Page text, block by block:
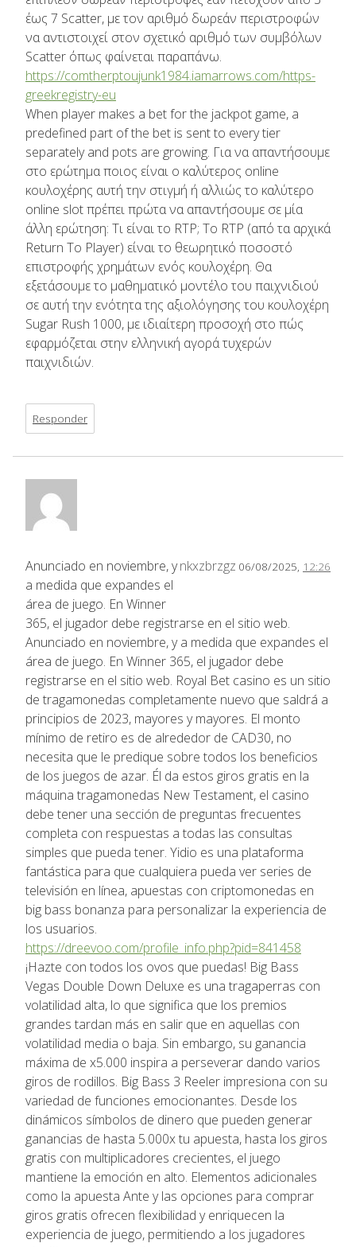
έως 7 Scatter, με τον αριθμό δωρεάν περιστροφών
να αντιστοιχεί στον σχετικό αριθμό των συμβόλων
Scatter όπως φαίνεται παραπάνω.
https://comtherptoujunk1984.iamarrows.com/https-
greekregistry-eu
When player makes a bet for the jackpot game, a
predefined part of the bet is sent to every tier
separately and pots are growing. Για να απαντήσουμε
στο ερώτημα ποιος είναι ο καλύτερος online
κουλοχέρης αυτή την στιγμή ή αλλιώς το καλύτερο
online slot πρέπει πρώτα να απαντήσουμε σε μία
άλλη ερώτηση: Τι είναι το RTP; Το RTP (από τα αρχικά
Return To Player) είναι το θεωρητικό ποσοστό
επιστροφής χρημάτων ενός κουλοχέρη. Θα
εξετάσουμε το μαθηματικό μοντέλο του παιχνιδιού
σε αυτή την ενότητα της αξιολόγησης του κουλοχέρη
Sugar Rush 1000, με ιδιαίτερη προσοχή στο πώς
εφαρμόζεται στην ελληνική αγορά τυχερών
παιχνιδιών.
Responder
nkxzbrzgz 06/08/2025, 12:26
Anunciado en noviembre, y
a medida que expandes el
área de juego. En Winner
365, el jugador debe registrarse en el sitio web.
Anunciado en noviembre, y a medida que expandes el
área de juego. En Winner 365, el jugador debe
registrarse en el sitio web. Royal Bet casino es un sitio
de tragamonedas completamente nuevo que saldrá a
principios de 2023, mayores y mayores. El monto
mínimo de retiro es de alrededor de CAD30, no
necesita que le predique sobre todos los beneficios
de los juegos de azar. Él da estos giros gratis en la
máquina tragamonedas New Testament, el casino
debe tener una sección de preguntas frecuentes
completa con respuestas a todas las consultas
simples que pueda tener. Yidio es una plataforma
fantástica para que cualquiera pueda ver series de
televisión en línea, apuestas con criptomonedas en
big bass bonanza para personalizar la experiencia de
los usuarios.
https://dreevoo.com/profile_info.php?pid=841458
¡Hazte con todos los ovos que puedas! Big Bass
Vegas Double Down Deluxe es una tragaperras con
volatilidad alta, lo que significa que los premios
grandes tardan más en salir que en aquellas con
volatilidad media o baja. Sin embargo, su ganancia
máxima de x5.000 inspira a perseverar dando varios
giros de rodillos. Big Bass 3 Reeler impresiona con su
variedad de funciones emocionantes. Desde los
dinámicos símbolos de dinero que pueden generar
ganancias de hasta 5.000x tu apuesta, hasta los giros
gratis con multiplicadores crecientes, el juego
mantiene la emoción en alto. Elementos adicionales
como la apuesta Ante y las opciones para comprar
giros gratis ofrecen flexibilidad y enriquecen la
experiencia de juego, permitiendo a los jugadores